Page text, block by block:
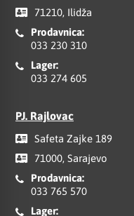
71210, Ilidža
Prodavnica:
033 230 310
Lager:
033 274 605
PJ. Rajlovac
Safeta Zajke 189
71000, Sarajevo
Prodavnica:
033 765 570
Lager: